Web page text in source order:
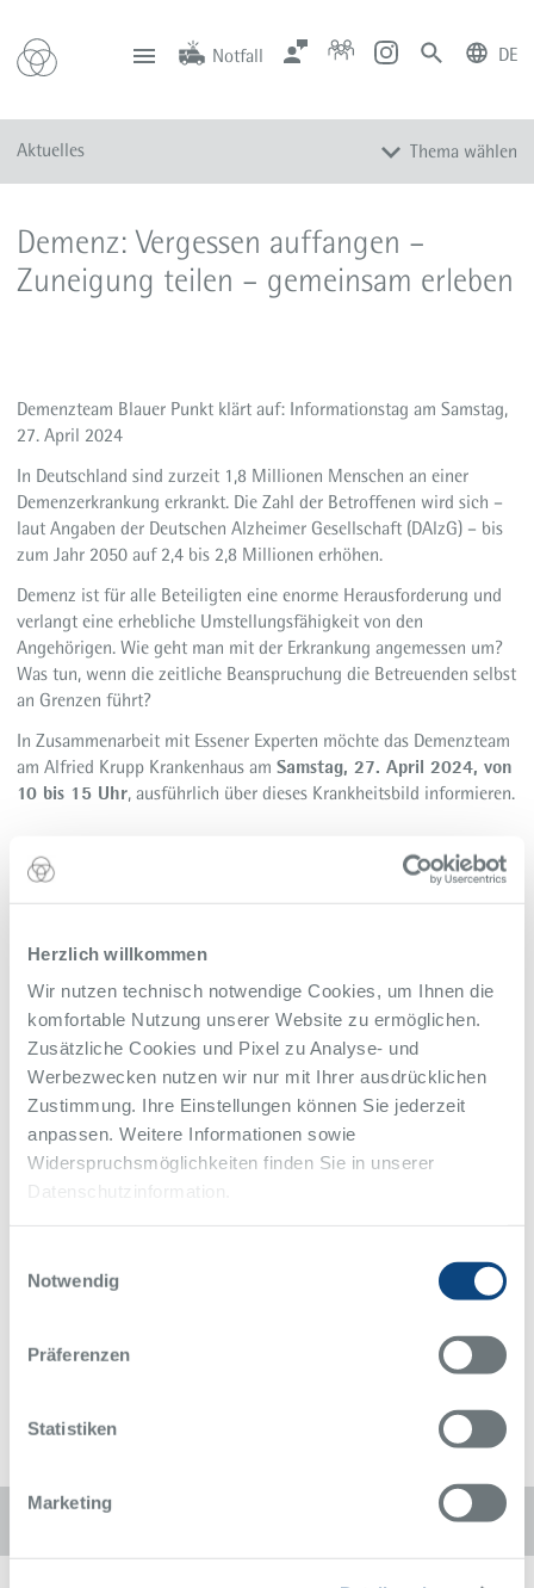
Herzlich willkommen
Wir nutzen technisch notwendige Cookies, um Ihnen die
komfortable Nutzung unserer Website zu ermöglichen.
Zusätzliche Cookies und Pixel zu Analyse- und
Werbezwecken nutzen wir nur mit Ihrer ausdrücklichen
Zustimmung. Ihre Einstellungen können Sie jederzeit
anpassen. Weitere Informationen sowie
Widerspruchsmöglichkeiten finden Sie in unserer
Datenschutzinformation.
Notwendig
Präferenzen
Statistiken
Marketing
Notfall
Notfall Zentrale Anfahrt
DE
Aktuelles Thema wählen
Veranstaltungen
Newsletter
Mediathek
Demenz: Vergessen auffangen –
Zuneigung teilen – gemeinsam erleben
Demenzteam Blauer Punkt klärt auf: Informationstag am Samstag,
27. April 2024
In Deutschland sind zurzeit 1,8 Millionen Menschen an einer
Demenzerkrankung erkrankt. Die Zahl der Betroffenen wird sich –
laut Angaben der Deutschen Alzheimer Gesellschaft (DAlzG) – bis
zum Jahr 2050 auf 2,4 bis 2,8 Millionen erhöhen.
Demenz ist für alle Beteiligten eine enorme Herausforderung und
verlangt eine erhebliche Umstellungsfähigkeit von den
Angehörigen. Wie geht man mit der Erkrankung angemessen um?
Was tun, wenn die zeitliche Beanspruchung die Betreuenden selbst
an Grenzen führt?
In Zusammenarbeit mit Essener Experten möchte das Demenzteam
am Alfried Krupp Krankenhaus amSamstag, 27. April 2024, von
10 bis 15 Uhr, ausführlich über dieses Krankheitsbild informieren.
– gemeinsam erleben“ werden Fragen - von der Diagnose über die
Behandlung
beantwortet.
Dem Team liegt besonders ein würdevoller Umgang mit den
Betroffenen am Herzen und möchte Angehörige unterstützen,
damit sie im Miteinander den herausfordernden Situationen
adäquat begegnen können.
Gleichzeitig wird an diesem Tag auch das 20-jährige Jubiläum des
innovativen Behandlungskonzeptes für Demenzpatienten („Blauer
Punkt“) am Alfried Krupp Krankenhaus gewürdigt.
Diese Seite weiterempfehlen: